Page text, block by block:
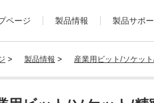
ページ 製品情報 製品サポ
> 製品情報 > 産業用ビット/ソケッ